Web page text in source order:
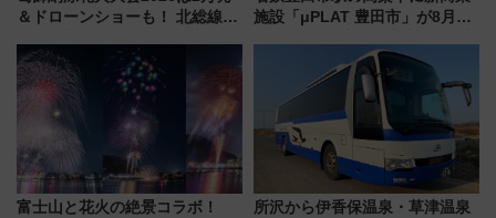
＆ドローンショーも！ 北総線を
車、観覧スポット情報と周辺観
光まとめ（7/28開催）
施設「μPLAT 豊田市」が8月26
富士山と花火の絶景コラボ！
所沢から伊香保温泉・草津温泉